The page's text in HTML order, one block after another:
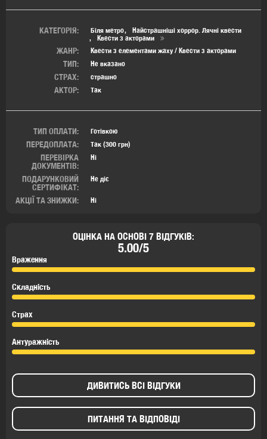
КАТЕГОРІЯ: Біля метро
Найстрашніші хоррор. Лячні квести
Квести з акторами
ЖАНР: Квести з елементами жаху / Квести з акторами
ТИП: Не вказано
СТРАХ: страшно
АКТОР: Так
ТИП ОПЛАТИ: Готівкою
ПЕРЕДОПЛАТА: Так (300 грн)
ПЕРЕВІРКА
ДОКУМЕНТІВ:
Ні
ПОДАРУНКОВИЙ
СЕРТИФІКАТ:
Не діє
АКЦІЇ ТА ЗНИЖКИ: Ні
ОЦІНКА НА ОСНОВІ 7 ВІДГУКІВ:
5.00/5
Враження
Складність
Страх
Антуражність
ДИВИТИСЬ ВСІ ВІДГУКИ
ПИТАННЯ ТА ВІДПОВІДІ